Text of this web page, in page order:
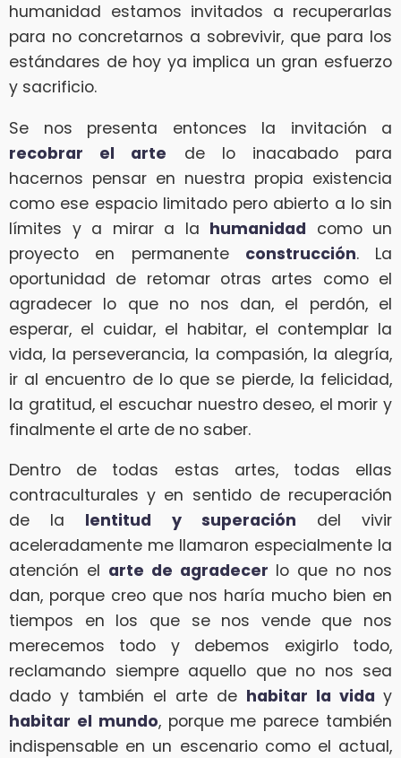
humanidad estamos invitados a recuperarlas
para no concretarnos a sobrevivir, que para los
estándares de hoy ya implica un gran esfuerzo
y sacrificio.
Se nos presenta entonces la invitación a
recobrar el arte de lo inacabado para
hacernos pensar en nuestra propia existencia
como ese espacio limitado pero abierto a lo sin
límites y a mirar a la humanidad como un
proyecto en permanente construcción. La
oportunidad de retomar otras artes como el
agradecer lo que no nos dan, el perdón, el
esperar, el cuidar, el habitar, el contemplar la
vida, la perseverancia, la compasión, la alegría,
ir al encuentro de lo que se pierde, la felicidad,
la gratitud, el escuchar nuestro deseo, el morir y
finalmente el arte de no saber.
Dentro de todas estas artes, todas ellas
contraculturales y en sentido de recuperación
de la lentitud y superación del vivir
aceleradamente me llamaron especialmente la
atención el arte de agradecer lo que no nos
dan, porque creo que nos haría mucho bien en
tiempos en los que se nos vende que nos
merecemos todo y debemos exigirlo todo,
reclamando siempre aquello que no nos sea
dado y también el arte de habitar la vida y
habitar el mundo, porque me parece también
indispensable en un escenario como el actual,